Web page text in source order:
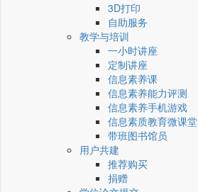
3D打印
自助服务
教学与培训
一小时讲座
定制讲座
信息素养课
信息素养能力评测
信息素养手机游戏
信息素质教育微课堂
带班图书馆员
用户共建
推荐购买
捐赠